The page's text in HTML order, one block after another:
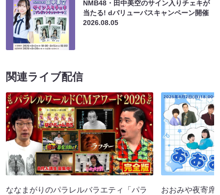
NMB48・田中美空のサイン入りチェキが
当たる! dバリューパスキャンペーン開催
2026.08.05
関連ライブ配信
ななまがりのパラレルバラエティ「パラ
おおみや夜寄